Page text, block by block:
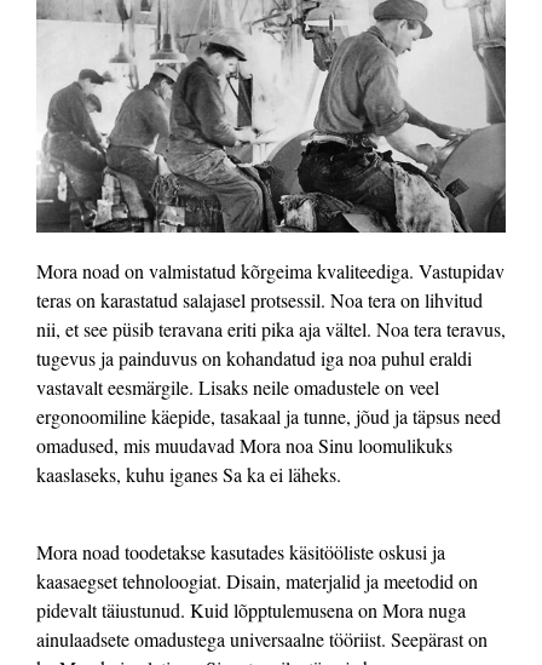
Mora noad on valmistatud kõrgeima kvaliteediga. Vastupidav
teras on karastatud salajasel protsessil. Noa tera on lihvitud
nii, et see püsib teravana eriti pika aja vältel. Noa tera teravus,
tugevus ja painduvus on kohandatud iga noa puhul eraldi
vastavalt eesmärgile. Lisaks neile omadustele on veel
ergonoomiline käepide, tasakaal ja tunne, jõud ja täpsus need
omadused, mis muudavad Mora noa Sinu loomulikuks
kaaslaseks, kuhu iganes Sa ka ei läheks.
Mora noad toodetakse kasutades käsitööliste oskusi ja
kaasaegset tehnoloogiat. Disain, materjalid ja meetodid on
pidevalt täiustunud. Kuid lõpptulemusena on Mora nuga
ainulaadsete omadustega universaalne tööriist. Seepärast on